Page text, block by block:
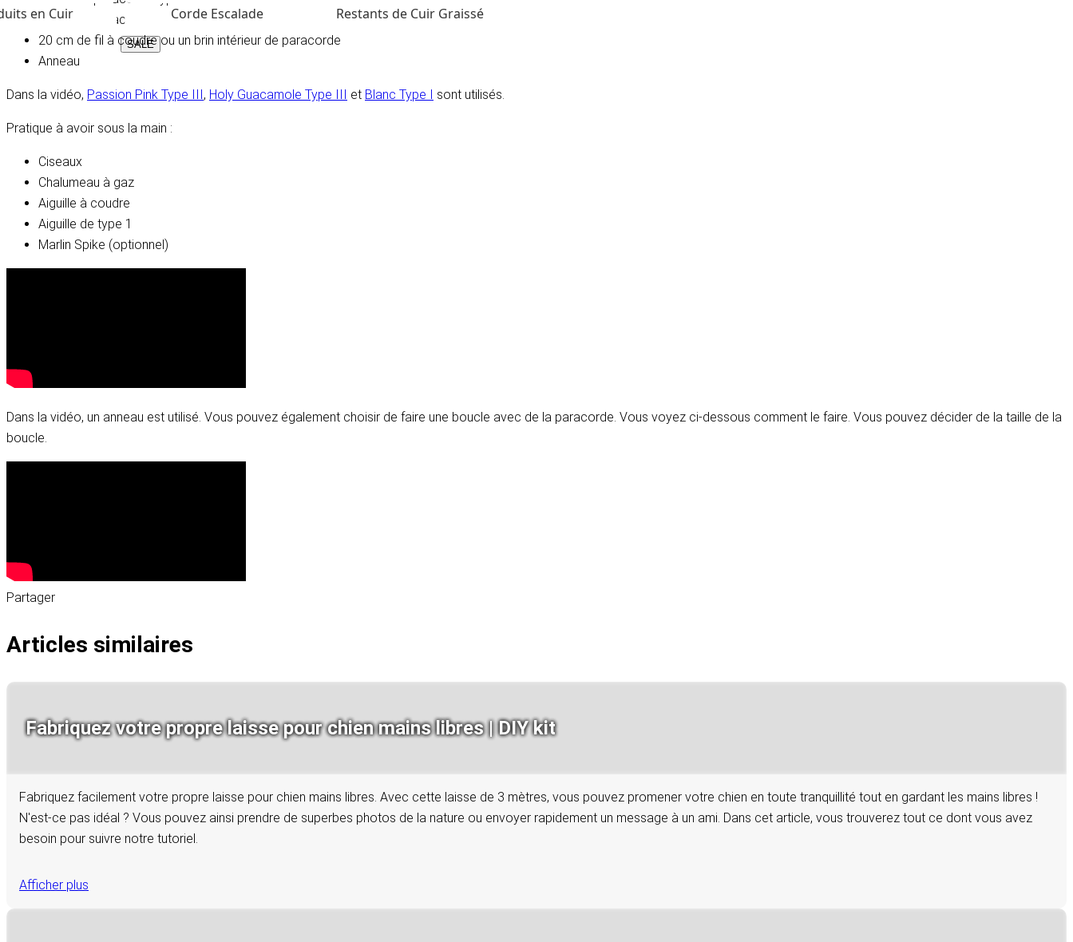
en Cuir Corde Escalade Restants de Cuir Graissé
SALE
1x 20 cm paracorde type 1 (pour le queue)
20 cm de fil à coudre ou un brin intérieur de paracorde
Anneau
Dans la vidéo, Passion Pink Type III, Holy Guacamole Type III et Blanc Type I sont utilisés.
Pratique à avoir sous la main :
Ciseaux
Chalumeau à gaz
Aiguille à coudre
Aiguille de type 1
Marlin Spike (optionnel)
Dans la vidéo, un anneau est utilisé. Vous pouvez également choisir de faire une boucle avec de la paracorde. Vous voyez ci-dessous comment le faire. Vous pouvez décider de la taille de la
boucle.
Partager
Articles similaires
Fabriquez votre propre laisse pour chien mains libres | DIY kit
Fabriquez facilement votre propre laisse pour chien mains libres. Avec cette laisse de 3 mètres, vous pouvez promener votre chien en toute tranquillité tout en gardant les mains libres !
N'est-ce pas idéal ? Vous pouvez ainsi prendre de superbes photos de la nature ou envoyer rapidement un message à un ami. Dans cet article, vous trouverez tout ce dont vous avez
besoin pour suivre notre tutoriel.
Afficher plus